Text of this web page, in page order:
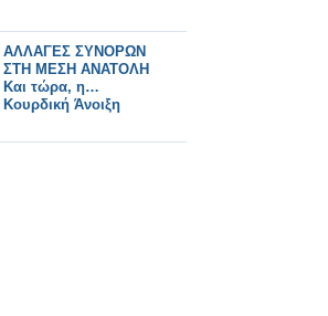
ΑΛΛΑΓΕΣ ΣΥΝΟΡΩΝ
ΣΤΗ ΜΕΣΗ ΑΝΑΤΟΛΗ
Και τώρα, η…
Κουρδική Άνοιξη